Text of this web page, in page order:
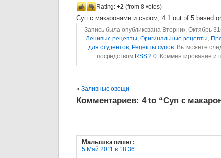
Rating: +2 (from 8 votes)
Суп с макаронами и сыром, 4.1 out of 5 based
Запись была опубликована Вторник, Октябрь
Ленивые рецепты, Оригинальные рецепты,
для студентов, Рецепты супов. Вы можете
посредством RSS 2.0. Комментирование и
« Заливные овощи
Комментариев: 4 to “Суп с
Малышка пишет:
5 Май 2011 в 18:36